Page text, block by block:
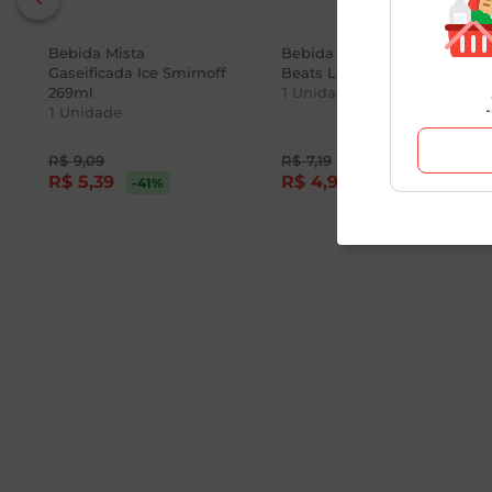
Bebida Mista
Gaseificada Ice Smirnoff
269ml
1 Unidade
R$ 9,09
R$ 5,39 -41%
Bebida Mista Tropical
Beats Lata 269ml
1 Unidade
R$ 7,19
R$ 4,99 %